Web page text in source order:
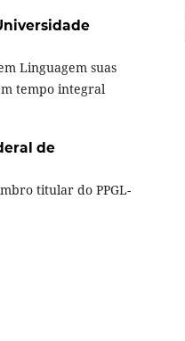
Linguagem suas
tempo integral
de
titular do PPGL-